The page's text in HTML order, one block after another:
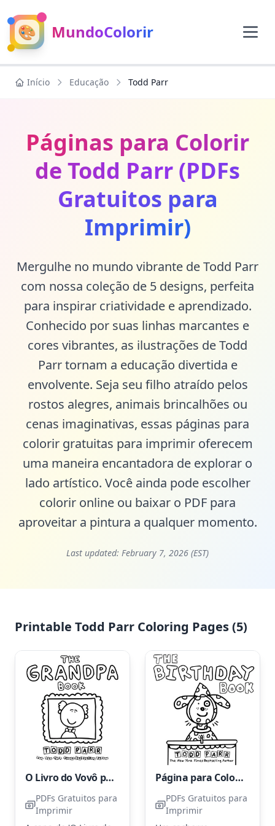
🎨 MundoColorir
Início Educação Todd Parr
Páginas para Colorir
de Todd Parr (PDFs
Gratuitos para
Imprimir)
Mergulhe no mundo vibrante de Todd Parr
com nossa coleção de 5 designs, perfeita
para inspirar criatividade e aprendizado.
Conhecido por suas linhas marcantes e
cores vibrantes, as ilustrações de Todd
Parr tornam a educação divertida e
envolvente. Seja seu filho atraído pelos
rostos alegres, animais brincalhões ou
cenas imaginativas, essas páginas para
colorir gratuitas para imprimir oferecem
uma maneira encantadora de explorar o
lado artístico. Você ainda pode escolher
colorir online ou baixar o PDF para
aproveitar a pintura a qualquer momento.
Last updated: February 7, 2026 (EST)
Printable Todd Parr Coloring Pages (5)
O Livro do Vovô por Todd Parr
PDFs Gratuitos para
Imprimir
Página para Colorir: Celebração de Aniversário do Todd Parr
PDFs Gratuitos para
Imprimir